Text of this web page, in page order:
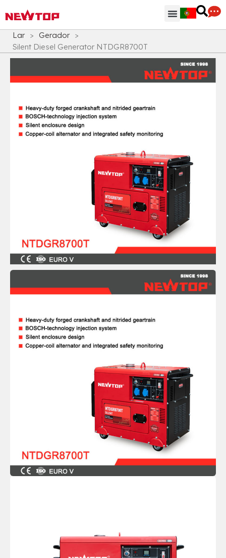
Lar > Gerador >
Silent Diesel Generator NTDGR8700T